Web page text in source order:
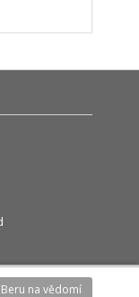
Beru na vědomí